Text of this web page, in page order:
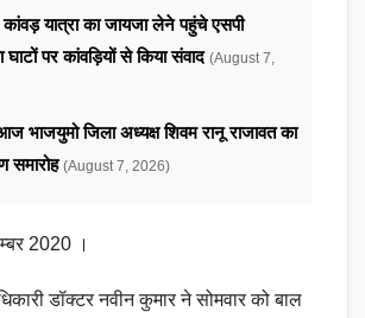
यात्रा का जायजा लेने पहुंचे एसपी
घाटों पर कांवड़ियों से किया संवाद (August 7,
भाजयुमो जिला अध्यक्ष शिवम रानू राजावत का
समारोह (August 7, 2026)
2020 ।
डॉक्टर नवीन कुमार ने सोमवार को बाल